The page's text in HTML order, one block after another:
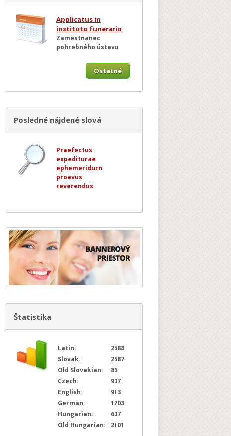
Applicatus in
instituto funerario
Zamestnanec
pohrebného ústavu
Ostatné
Posledné nájdené slová
Praefectus
expediturae
ephemeridurn
proavus
reverendus
Štatistika
Latin:
2588
Slovak:
2587
Old Slovakian:
86
Czech:
907
English:
913
German:
1703
Hungarian:
607
Old Hungarian:
2101